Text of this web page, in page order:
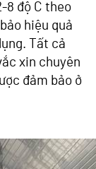
8 độ C theo
hiệu quả
Tất cả
xin chuyên
đảm bảo ở